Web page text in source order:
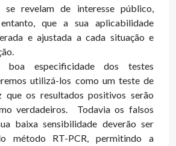
revelam de interesse público,
que a sua aplicabilidade
e ajustada a cada situação e
boa especificidade dos testes
utilizá-los como um teste de
que os resultados positivos serão
verdadeiros. Todavia os falsos
baixa sensibilidade deverão ser
método RT-PCR, permitindo a